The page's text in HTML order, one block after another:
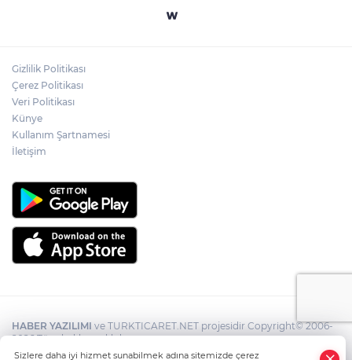
Gizlilik Politikası
Çerez Politikası
Veri Politikası
Künye
Kullanım Şartnamesi
İletişim
HABER YAZILIMI ve TURKTICARET.NET projesidir Copyright© 2006-
2026 Tüm hakları saklıdır.
Sizlere daha iyi hizmet sunabilmek adına sitemizde çerez